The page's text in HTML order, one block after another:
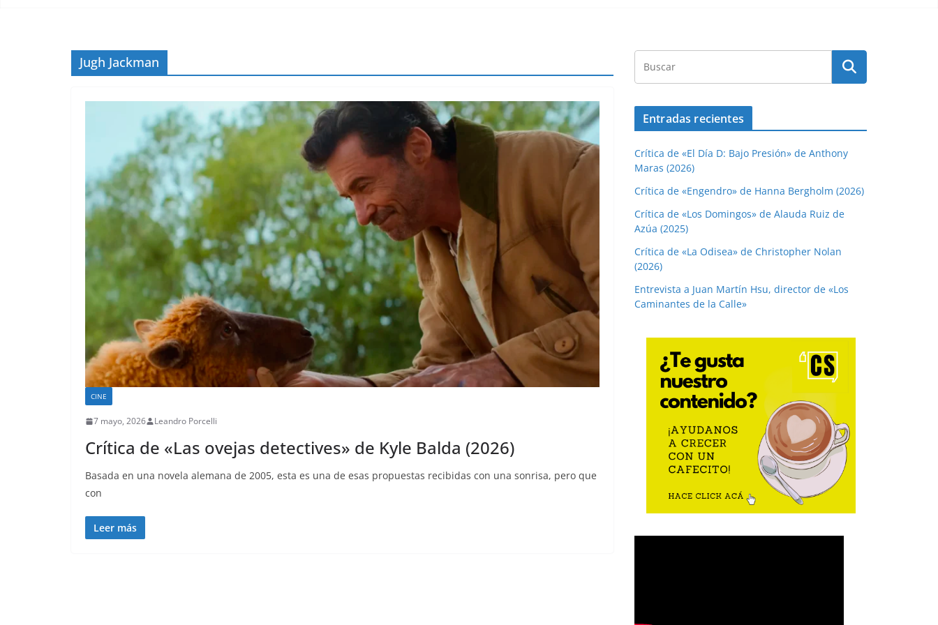
Jugh Jackman
CINE
7 mayo, 2026 Leandro Porcelli
Crítica de «Las ovejas detectives» de Kyle Balda (2026)
Basada en una novela alemana de 2005, esta es una de esas propuestas recibidas con una sonrisa, pero que
con
Leer más
Entradas recientes
Crítica de «El Día D: Bajo Presión» de Anthony
Maras (2026)
Crítica de «Engendro» de Hanna Bergholm (2026)
Crítica de «Los Domingos» de Alauda Ruiz de
Azúa (2025)
Crítica de «La Odisea» de Christopher Nolan
(2026)
Entrevista a Juan Martín Hsu, director de «Los
Caminantes de la Calle»